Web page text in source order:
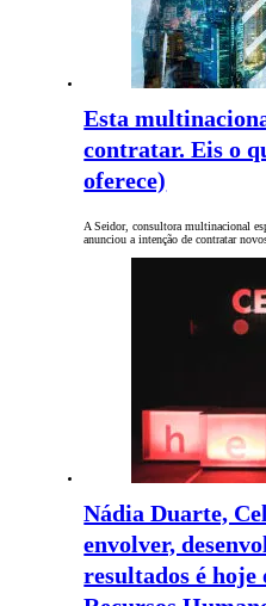
Esta
contratar. Eis o
oferece)
A Seidor, consultora multinacional
anunciou a intenção de contratar
Nádia Duarte,
envolver,
resultados é hoje